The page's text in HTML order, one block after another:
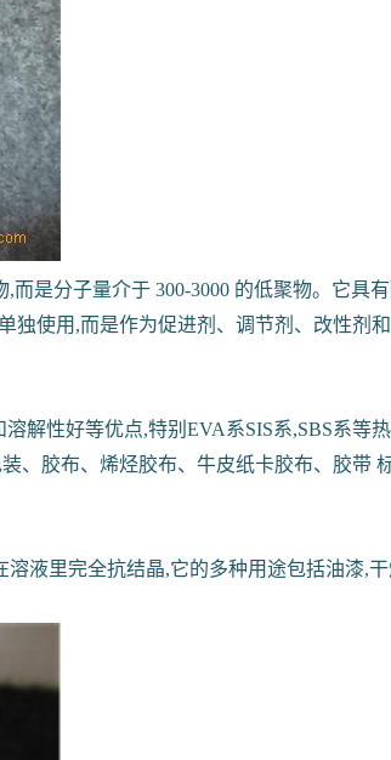
是分子量介于 300-3000 的低聚物。它具
独使用,而是作为促进剂、调节剂、改性剂
解性好等优点,特别EVA系SIS系,SBS系等
、胶布、烯烃胶布、牛皮纸卡胶布、胶带
液里完全抗结晶,它的多种用途包括油漆,